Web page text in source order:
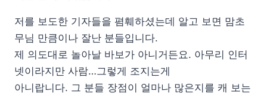
저를 보도한 기자들을 폄훼하셨는데 알고 보면 맘초
무님 만큼이나 잘난 분들입니다.
제 의도대로 놀아날 바보가 아니거든요. 아무리 인터
넷이라지만 사람…그렇게 조지는게
아니랍니다. 그 분들 장점이 얼마나 많은지를 캐 보는